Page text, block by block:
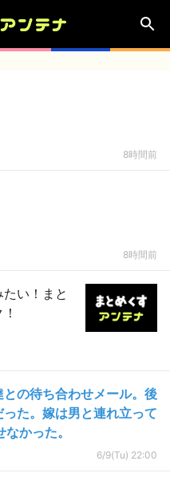
8時間前
8時間前
い！まと
との待ち合わせメール。後
た。嫁は男と連れ立って
かった。
6/9(Tu) 22:00